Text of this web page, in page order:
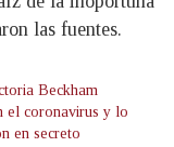
las fuentes.
Beckham
el coronavirus y lo
en secreto